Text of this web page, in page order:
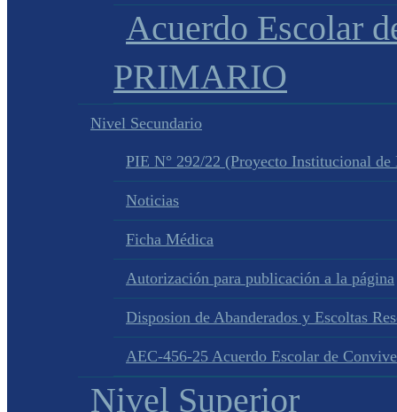
Acuerdo Escolar
PRIMARIO
Nivel Secundario
PIE N° 292/22 (Proyecto Institucional de
Noticias
Ficha Médica
Autorización para publicación a la página
Disposion de Abanderados y Escoltas
AEC-456-25 Acuerdo Escolar de
Nivel Superior